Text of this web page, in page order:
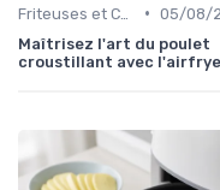
• 05/08/
Maîtrisez l'art du poulet
croustillant avec